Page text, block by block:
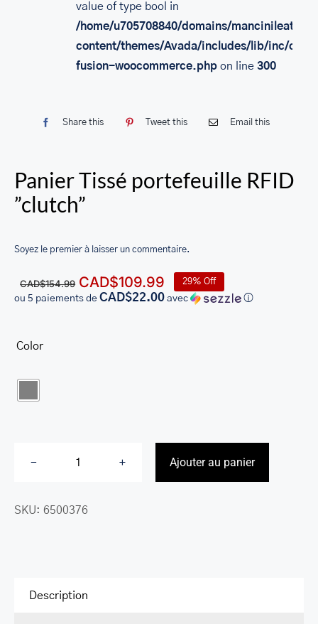
LEATHER RFID TRAVEL PASSPORT WALLET
LEATHER TOILETRY BAG COLLECTION
LEATHER PASSPORT HOLDER COLLECTION
LEATHER BILL CLIPS
LEATHER CELL PHONE WALLET CASE
LEATHER PRODUCTS ON SALE
CADEAU
value of type bool in
/home/u705708840/domains/
content/themes/Avada/includes/lib/inc/
fusion-woocommerce.phpon line 300
Share this Tweet this Email this
Panier Tissé portefeuille RFID
”clutch”
Soyez le premier à laisser un commentaire.
CAD$154.99 Le
prix
CAD$109.99
prix
29% Off
ou 5 paiements de CAD$22.00 avec ⓘ
Color
Panier
”clutch”
Ajouter au panier
SKU: 6500376
Description